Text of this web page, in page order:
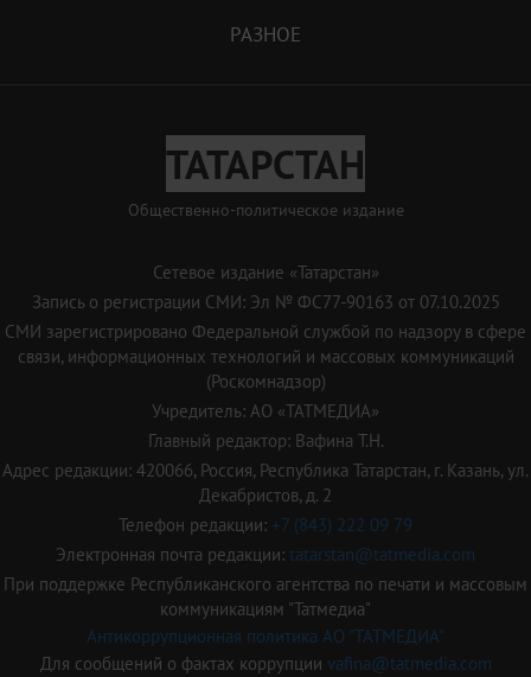
РАЗНОЕ
ТАТАРСТАН
Общественно-политическое издание
Сетевое издание «Татарстан»
Запись о регистрации СМИ: Эл № ФС77-90163 от 07.10.2025
СМИ зарегистрировано Федеральной службой по надзору в сфере
связи, информационных технологий и массовых коммуникаций
(Роскомнадзор)
Учредитель: АО «ТАТМЕДИА»
Главный редактор: Вафина Т.Н.
Адрес редакции: 420066, Россия, Республика Татарстан, г. Казань, ул.
Декабристов, д. 2
Телефон редакции: +7 (843) 222 09 79
Электронная почта редакции: tatarstan@tatmedia.com
При поддержке Республиканского агентства по печати и массовым
коммуникациям "Татмедиа"
Антикоррупционная политика АО "ТАТМЕДИА"
Для сообщений о фактах коррупции vafina@tatmedia.com